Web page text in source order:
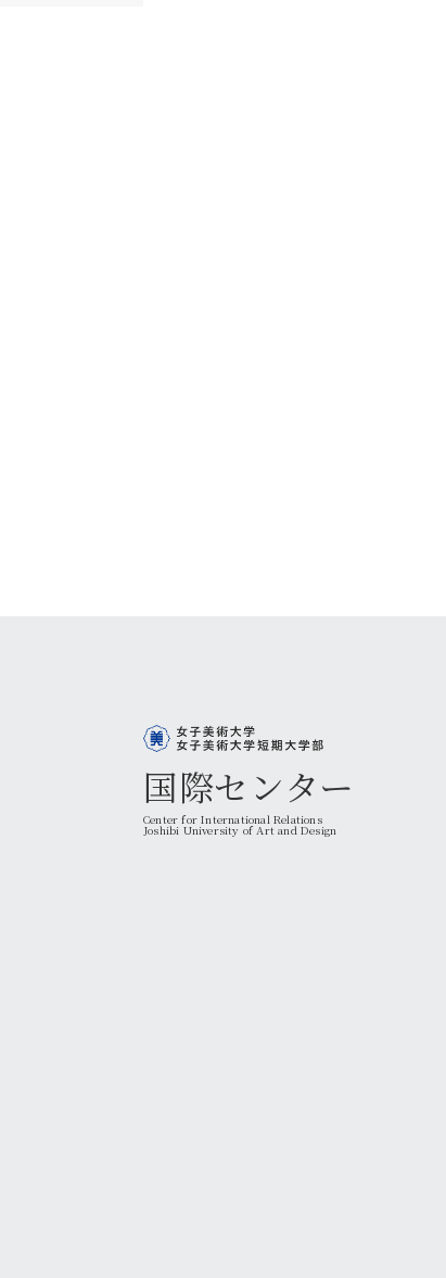
国際センター
Center for International Relations
Joshibi University of Art and Design